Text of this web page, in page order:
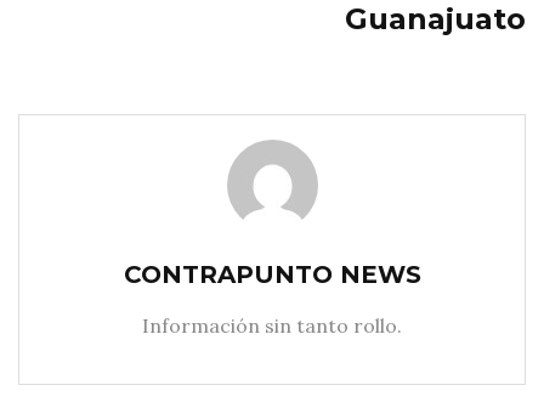
Guanajuato
CONTRAPUNTO NEWS
Información sin tanto rollo.